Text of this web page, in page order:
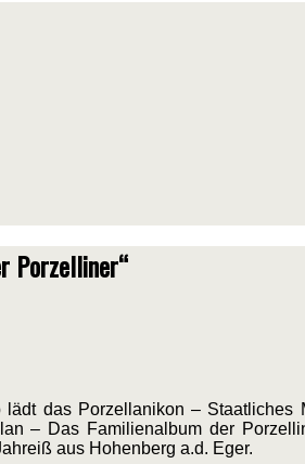
Porzelliner“
das Porzellanikon – Staatliches
– Das Familienalbum der
aus Hohenberg a.d. Eger.